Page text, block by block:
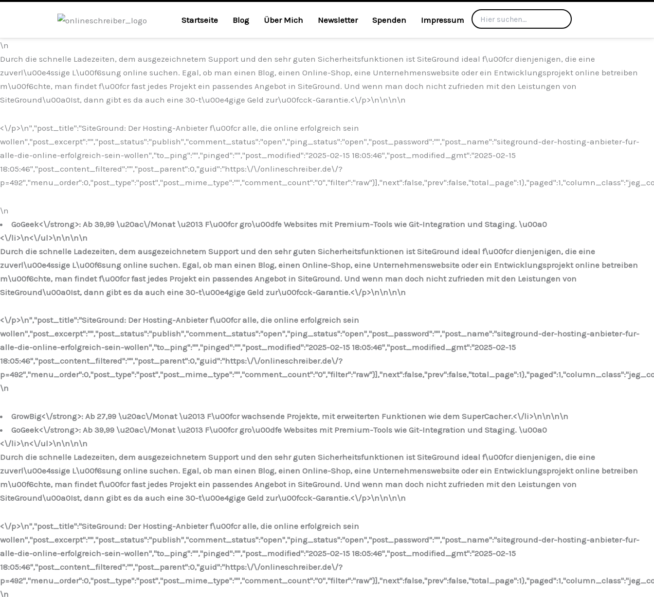
Startseite Blog Über Mich Newsletter Spenden Impressum
\n
Durch die schnelle Ladezeiten, dem ausgezeichnetem Support und den sehr guten Sicherheitsfunktionen ist SiteGround ideal f\u00fcr dienjenigen, die eine
zuverl\u00e4ssige L\u00f6sung online suchen. Egal, ob man einen Blog, einen Online-Shop, eine Unternehmenswebsite oder ein Entwicklungsprojekt online betreiben
m\u00f6chte, man findet f\u00fcr fast jedes Projekt ein passendes Angebot in SiteGround. Und wenn man doch nicht zufrieden mit den Leistungen von
SiteGround\u00a0Ist, dann gibt es da auch eine 30-t\u00e4gige Geld zur\u00fcck-Garantie.<\/p>\n\n\n\n
<\/p>\n","post_title":"SiteGround: Der Hosting-Anbieter f\u00fcr alle, die online erfolgreich sein
wollen","post_excerpt":"","post_status":"publish","comment_status":"open","ping_status":"open","post_password":"","post_name":"siteground-der-hosting-anbieter-fur-
alle-die-online-erfolgreich-sein-wollen","to_ping":"","pinged":"","post_modified":"2025-02-15 18:05:46","post_modified_gmt":"2025-02-15
18:05:46","post_content_filtered":"","post_parent":0,"guid":"https:\/\/onlineschreiber.de\/?
\n
GoGeek<\/strong>: Ab 39,99 \u20ac\/Monat \u2013 F\u00fcr gro\u00dfe Websites mit Premium-Tools wie Git-Integration und Staging. \u00a0
<\/li>\n<\/ul>\n\n\n\n
Durch die schnelle Ladezeiten, dem ausgezeichnetem Support und den sehr guten Sicherheitsfunktionen ist SiteGround ideal f\u00fcr dienjenigen, die eine
zuverl\u00e4ssige L\u00f6sung online suchen. Egal, ob man einen Blog, einen Online-Shop, eine Unternehmenswebsite oder ein Entwicklungsprojekt online betreiben
m\u00f6chte, man findet f\u00fcr fast jedes Projekt ein passendes Angebot in SiteGround. Und wenn man doch nicht zufrieden mit den Leistungen von
SiteGround\u00a0Ist, dann gibt es da auch eine 30-t\u00e4gige Geld zur\u00fcck-Garantie.<\/p>\n\n\n\n
<\/p>\n","post_title":"SiteGround: Der Hosting-Anbieter f\u00fcr alle, die online erfolgreich sein
wollen","post_excerpt":"","post_status":"publish","comment_status":"open","ping_status":"open","post_password":"","post_name":"siteground-der-hosting-anbieter-fur-
alle-die-online-erfolgreich-sein-wollen","to_ping":"","pinged":"","post_modified":"2025-02-15 18:05:46","post_modified_gmt":"2025-02-15
18:05:46","post_content_filtered":"","post_parent":0,"guid":"https:\/\/onlineschreiber.de\/?
\n
GrowBig<\/strong>: Ab 27,99 \u20ac\/Monat \u2013 F\u00fcr wachsende Projekte, mit erweiterten Funktionen wie dem SuperCacher.<\/li>\n\n\n\n
GoGeek<\/strong>: Ab 39,99 \u20ac\/Monat \u2013 F\u00fcr gro\u00dfe Websites mit Premium-Tools wie Git-Integration und Staging. \u00a0
<\/li>\n<\/ul>\n\n\n\n
Durch die schnelle Ladezeiten, dem ausgezeichnetem Support und den sehr guten Sicherheitsfunktionen ist SiteGround ideal f\u00fcr dienjenigen, die eine
zuverl\u00e4ssige L\u00f6sung online suchen. Egal, ob man einen Blog, einen Online-Shop, eine Unternehmenswebsite oder ein Entwicklungsprojekt online betreiben
m\u00f6chte, man findet f\u00fcr fast jedes Projekt ein passendes Angebot in SiteGround. Und wenn man doch nicht zufrieden mit den Leistungen von
SiteGround\u00a0Ist, dann gibt es da auch eine 30-t\u00e4gige Geld zur\u00fcck-Garantie.<\/p>\n\n\n\n
<\/p>\n","post_title":"SiteGround: Der Hosting-Anbieter f\u00fcr alle, die online erfolgreich sein
wollen","post_excerpt":"","post_status":"publish","comment_status":"open","ping_status":"open","post_password":"","post_name":"siteground-der-hosting-anbieter-fur-
alle-die-online-erfolgreich-sein-wollen","to_ping":"","pinged":"","post_modified":"2025-02-15 18:05:46","post_modified_gmt":"2025-02-15
18:05:46","post_content_filtered":"","post_parent":0,"guid":"https:\/\/onlineschreiber.de\/?
\n